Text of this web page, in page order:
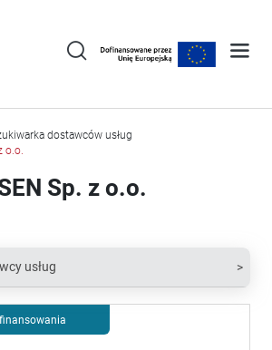
link otworzy się w nowym oknie
dostawców usług
o.o.
Sp. z o.o.
usług